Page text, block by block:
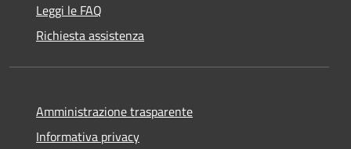
Leggi le FAQ
Richiesta assistenza
Amministrazione trasparente
Informativa privacy